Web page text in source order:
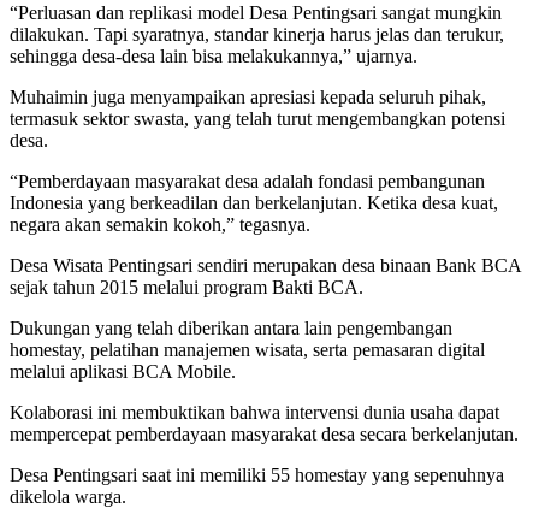
“Perluasan dan replikasi model Desa Pentingsari sangat mungkin
dilakukan. Tapi syaratnya, standar kinerja harus jelas dan terukur,
sehingga desa-desa lain bisa melakukannya,” ujarnya.
Muhaimin juga menyampaikan apresiasi kepada seluruh pihak,
termasuk sektor swasta, yang telah turut mengembangkan potensi
desa.
“Pemberdayaan masyarakat desa adalah fondasi pembangunan
Indonesia yang berkeadilan dan berkelanjutan. Ketika desa kuat,
negara akan semakin kokoh,” tegasnya.
Desa Wisata Pentingsari sendiri merupakan desa binaan Bank BCA
sejak tahun 2015 melalui program Bakti BCA.
Dukungan yang telah diberikan antara lain pengembangan
homestay, pelatihan manajemen wisata, serta pemasaran digital
melalui aplikasi BCA Mobile.
Kolaborasi ini membuktikan bahwa intervensi dunia usaha dapat
mempercepat pemberdayaan masyarakat desa secara berkelanjutan.
Desa Pentingsari saat ini memiliki 55 homestay yang sepenuhnya
dikelola warga.